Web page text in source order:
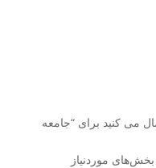
می کنید برای “جامعه
بخش‌های موردنیاز